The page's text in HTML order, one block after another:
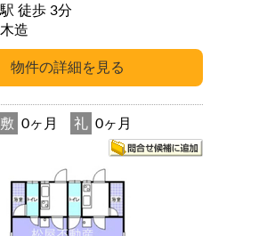
駅 徒歩 3分
木造
敷 0ヶ月 礼 0ヶ月